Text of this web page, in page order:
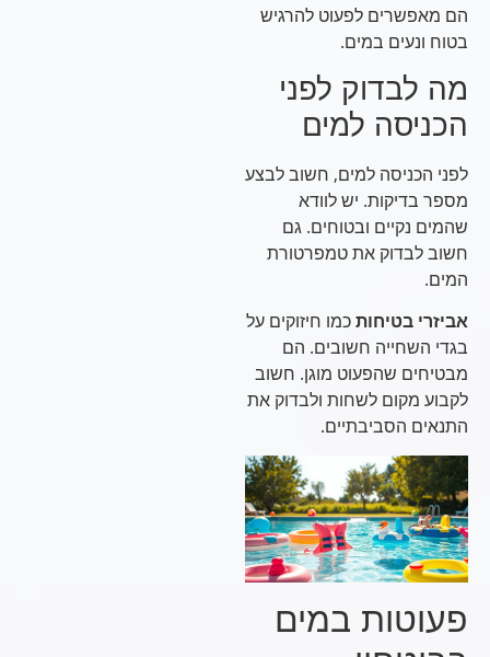
הם מאפשרים לפעוט להרגיש
בטוח ונעים במים.
מה לבדוק לפני
הכניסה למים
לפני הכניסה למים, חשוב לבצע
מספר בדיקות. יש לוודא
שהמים נקיים ובטוחים. גם
חשוב לבדוק את טמפרטורת
המים.
אביזרי בטיחותכמו חיזוקים על
בגדי השחייה חשובים. הם
מבטיחים שהפעוט מוגן. חשוב
לקבוע מקום לשחות ולבדוק את
התנאים הסביבתיים.
פעוטות במים